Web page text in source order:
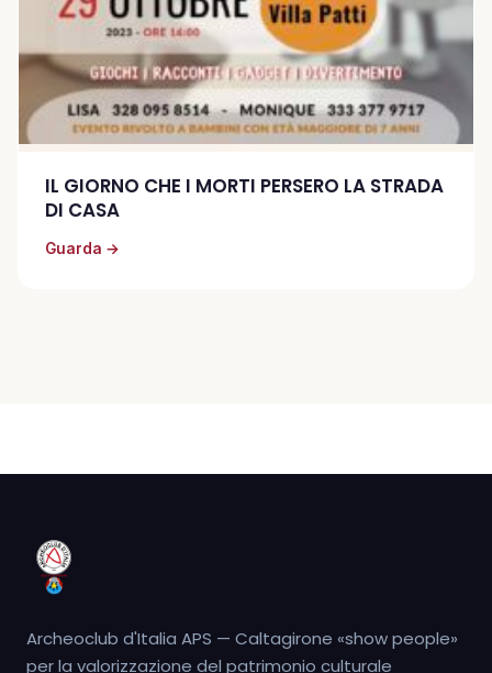
IL GIORNO CHE I MORTI PERSERO LA STRADA
DI CASA
Guarda →
Archeoclub d'Italia APS — Caltagirone «show people»
per la valorizzazione del patrimonio culturale